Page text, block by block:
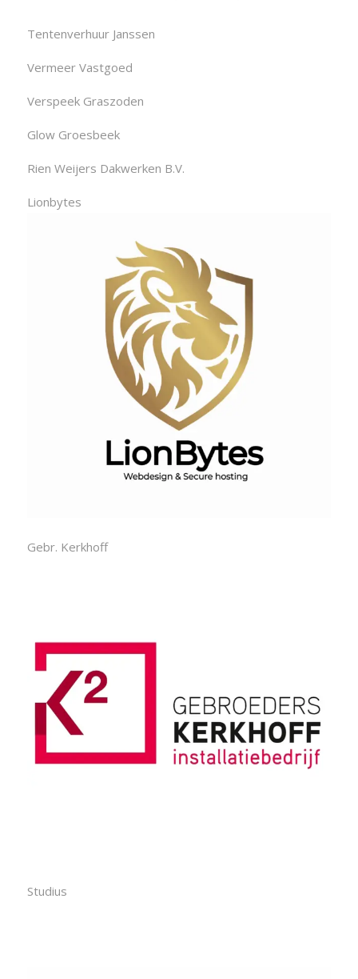
Tentenverhuur Janssen
Vermeer Vastgoed
Verspeek Graszoden
Glow Groesbeek
Rien Weijers Dakwerken B.V.
Lionbytes
Gebr. Kerkhoff
Studius